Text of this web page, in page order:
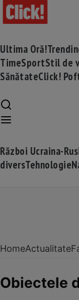
Ultima Oră!
TimeSportStil de
SănătateClick!
Război Ucraina-
diversTehnologie
HomeActualitate
Obiectele